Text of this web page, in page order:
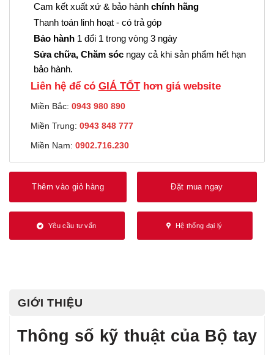
Cam kết xuất xứ & bảo hành chính hãng
Thanh toán linh hoạt - có trả góp
Bảo hành 1 đổi 1 trong vòng 3 ngày
Sửa chữa, Chăm sóc ngay cả khi sản phẩm hết hạn
bảo hành.
Liên hệ để có GIÁ TỐThơn giá website
Miền Bắc: 0943 980 890
Miền Trung: 0943 848 777
Miền Nam: 0902.716.230
Thêm vào giỏ hàng Đặt mua ngay
Yêu cầu tư vấn Hệ thống đại lý
GIỚI THIỆU
Thông số kỹ thuật của Bộ tay